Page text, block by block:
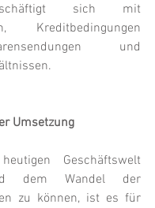
sich mit
Kreditbedingungen
und
Umsetzung
Geschäftswelt
dem Wandel der
zu können, ist es für